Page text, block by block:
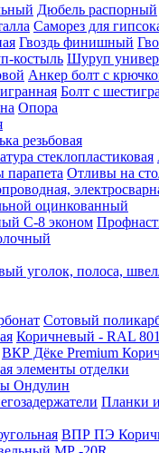
Дюбель распорный
Саморез для
Гвоздь финишный
костыль Шуруп
Анкер болт с
Болт c
Опора
резьбовая
стеклопластиковая
Отливы на
оцинкованный
С-8 эконом
уголок, полоса,
Сотовый
Коричневый - RAL
ВКР Дёке Premium
элементы отделки
Ондулин
Планки
ВПР ПЭ